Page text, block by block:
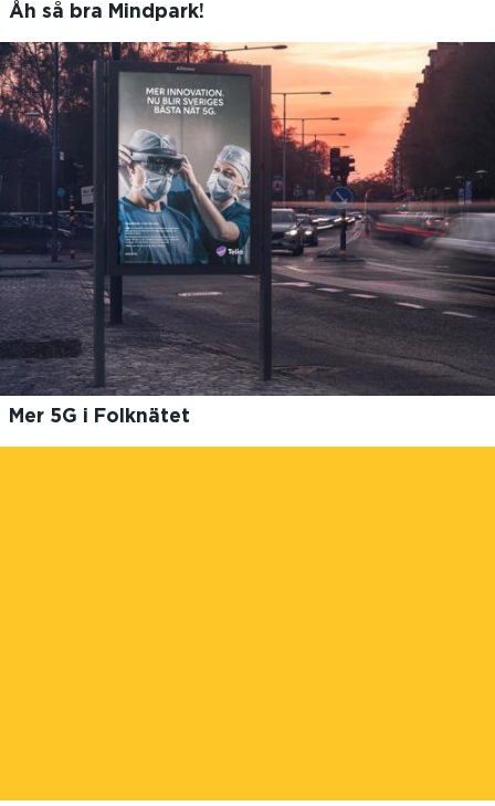
Åh så bra Mindpark!
Mer 5G i Folknätet